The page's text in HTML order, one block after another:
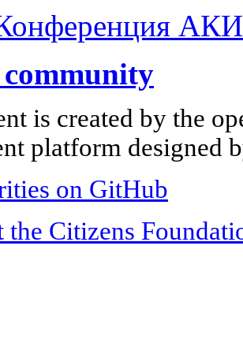
is created by the
platform designed
on GitHub
the Citizens